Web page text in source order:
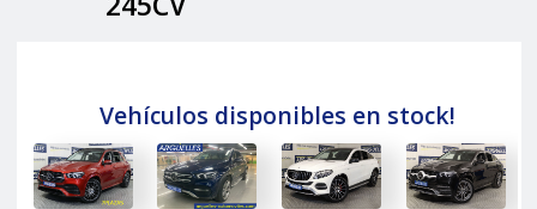
Vehículos disponibles en stock!